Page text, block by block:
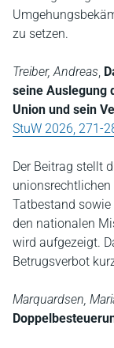
zu setzen.
Treiber, Andreas,
seine Auslegung
Union und sein
StuW 2026, 271-
Der Beitrag stellt
Tatbestand sowie
den nationalen
wird aufgezeigt.
Betrugsverbot
Marquardsen,